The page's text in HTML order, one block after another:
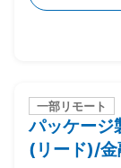
・サービス
た支援を想定
・ビジネス
面の検討を
・SaaSの仕
一部リモート
パッケージ
(リード)/金